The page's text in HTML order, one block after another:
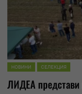
НОВИНИ СЕЛЕКЦИЯ
ЛИДЕА представи